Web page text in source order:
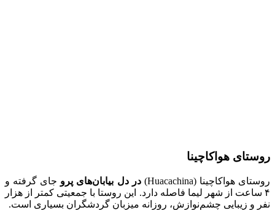
روستای هواکاچینا
روستای هواکاچینا (Huacachina) در دل بیابان‌های پرو جای گرفته و
۴ ساعت از شهر لیما فاصله دارد. این روستا با جمعیتی کمتر از هزار
نفر و زیبایی چشم‌نوازش، روزانه میزبان گردشگران بسیاری است.